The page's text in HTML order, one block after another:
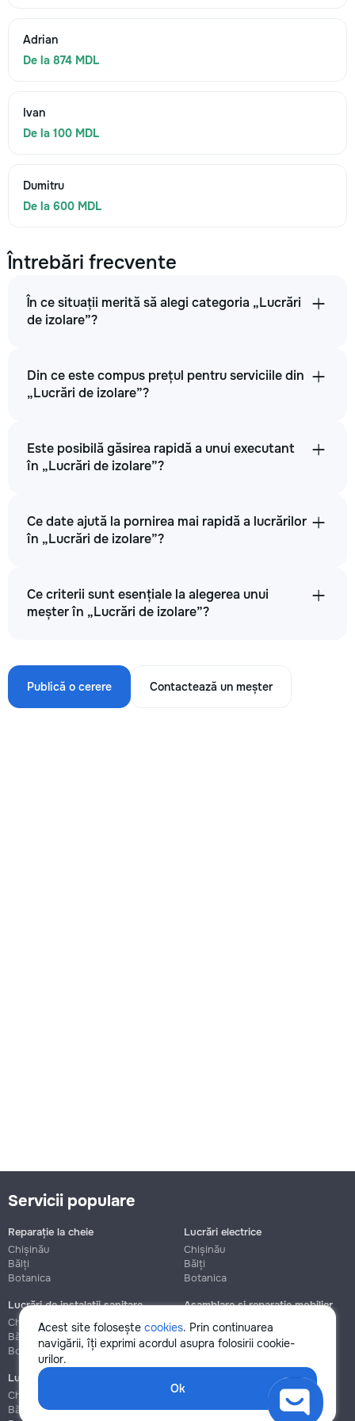
Adrian
De la 874 MDL
Ivan
De la 100 MDL
Dumitru
De la 600 MDL
Întrebări frecvente
În ce situații merită să alegi categoria „Lucrări
de izolare”?
Din ce este compus prețul pentru serviciile din
„Lucrări de izolare”?
Este posibilă găsirea rapidă a unui executant
în „Lucrări de izolare”?
Ce date ajută la pornirea mai rapidă a lucrărilor
în „Lucrări de izolare”?
Ce criterii sunt esențiale la alegerea unui
meșter în „Lucrări de izolare”?
Publică o cerere Contactează un meșter
Acest site folosește cookies. Prin continuarea
navigării, îți exprimi acordul asupra folosirii cookie-
urilor.
Ok
Servicii populare
Reparație la cheie
Chișinău
Bălți
Botanica
Lucrări electrice
Chișinău
Bălți
Botanica
Lucrări de instalații sanitare
Chișinău
Bălți
Botanica
Asamblare și reparație mobilier
Chișinău
Botanica
Lucrări de construcție și instalare
Chișinău
Bălți